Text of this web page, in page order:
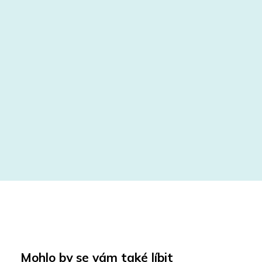
Mohlo by se vám také líbit